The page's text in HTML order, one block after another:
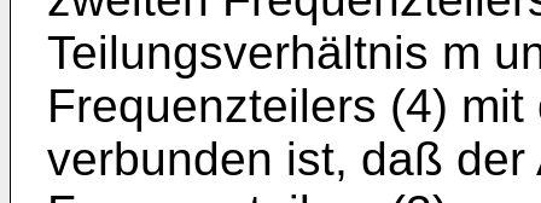
Teilungsverhältnis m
Frequenzteilers (4)
verbunden ist, daß